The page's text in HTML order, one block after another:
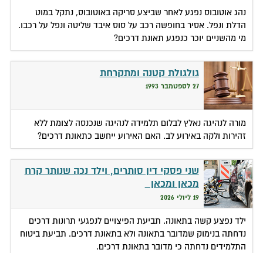
נהג אוטובוס נפגע לאחר שביצע סריקה באוטובוס, נתקל במוט
הדלת ונפל. אסיר בחופשה רכב על סוס איבד שליטה ונפל על רכבו.
מי מהשניים יוכר כנפגע תאונת דרכים?
גולגולת קטנה ומתקרחת
27 לספטמבר 1993
מורה לנהיגה נאלץ לבלום תלמידה לנהיגה שנכנסה לצומת ללא
זהירות ולקה באירוע לב. האם האירוע ייחשב כתאונת דרכים?
שני פסקי דין סותרים, וילד נכה שנותר קרח
מכאן ומכאן
19 ליולי 2026
ילד נפצע קשה בתאונה. תביעת הפיצויים לנפגעי תרונות דרכים
נדחתה בנימוק שמדובר בתאונה ולא בתאונת דרכים. תביעת ביטוח
התלמידים נדחתה כי מדובר בתאונת דרכים.